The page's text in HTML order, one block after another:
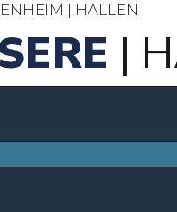
| HALLEN
|